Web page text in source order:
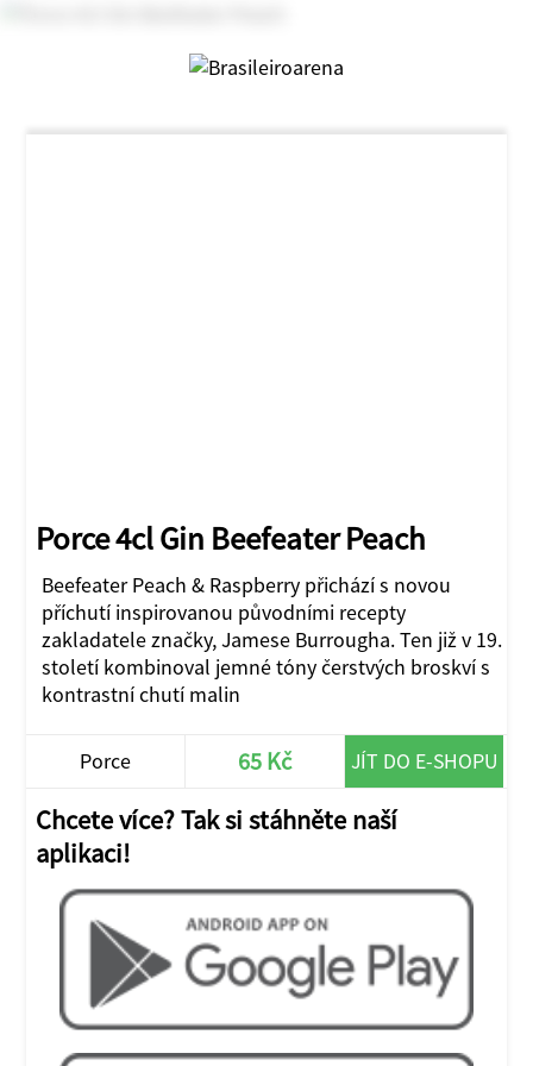
Porce 4cl Gin Beefeater Peach
Beefeater Peach & Raspberry přichází s novou
příchutí inspirovanou původními recepty
zakladatele značky, Jamese Burrougha. Ten již v 19.
století kombinoval jemné tóny čerstvých broskví s
kontrastní chutí malin
Porce 65 Kč JÍT DO E-SHOPU
Chcete více? Tak si stáhněte naší
aplikaci!